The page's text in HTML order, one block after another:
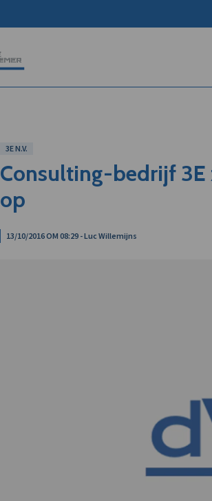
3E N.V.
Consulting-bedrijf
op
13/10/2016 OM 08:29 - Luc Willemijns